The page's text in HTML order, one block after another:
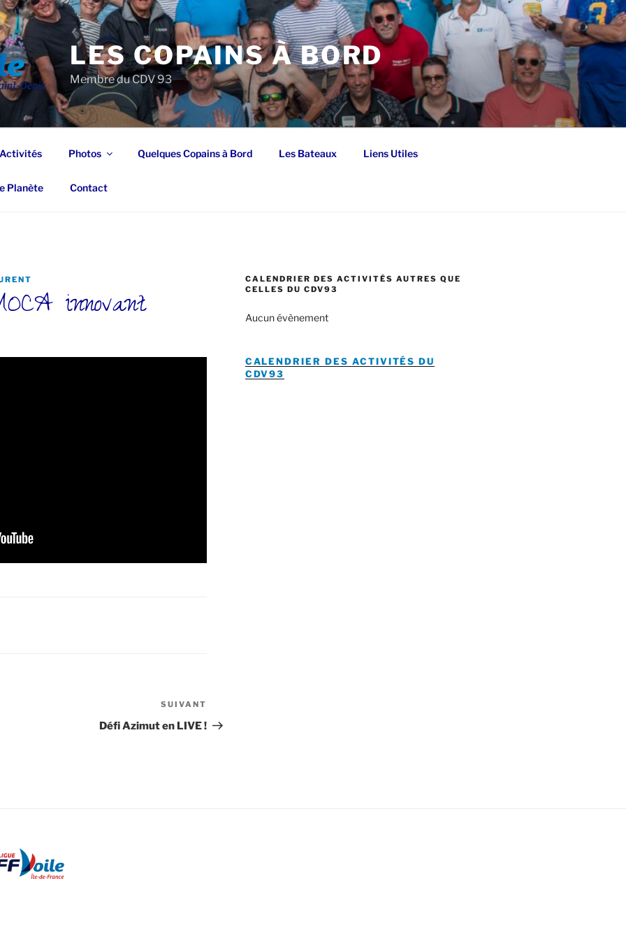
LES COPAINS À BORD
Membre du CDV 93
Activités Photos Quelques Copains à Bord Les Bateaux Liens Utiles
Planète Contact
innovant
suivant
SUIVANT
Défi Azimut en LIVE !
CALENDRIER DES ACTIVITÉS AUTRES QUE
CELLES DU CDV93
Aucun évènement
CALENDRIER DES ACTIVITÉS DU
CDV93